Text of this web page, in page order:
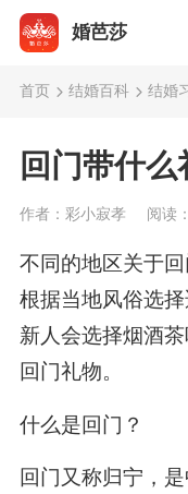
婚芭莎
首页 结婚百科 结婚
回门带什么
作者：彩小寂孝 阅读
不同的地区关于
根据当地风俗选
新人会选择烟酒
回门礼物。
什么是回门？
回门又称归宁，是